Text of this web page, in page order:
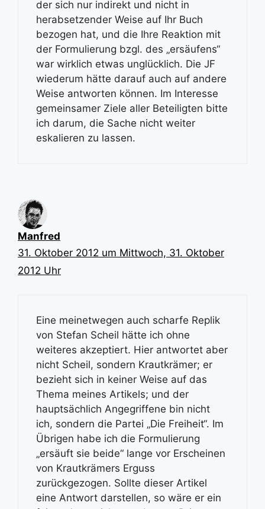
der sich nur indirekt und nicht in
herabsetzender Weise auf Ihr Buch
bezogen hat, und die Ihre Reaktion mit
der Formulierung bzgl. des „ersäufens“
war wirklich etwas unglücklich. Die JF
wiederum hätte darauf auch auf andere
Weise antworten können. Im Interesse
gemeinsamer Ziele aller Beteiligten bitte
ich darum, die Sache nicht weiter
eskalieren zu lassen.
Manfred
31. Oktober 2012 um Mittwoch, 31. Oktober
2012 Uhr
Eine meinetwegen auch scharfe Replik
von Stefan Scheil hätte ich ohne
weiteres akzeptiert. Hier antwortet aber
nicht Scheil, sondern Krautkrämer; er
bezieht sich in keiner Weise auf das
Thema meines Artikels; und der
hauptsächlich Angegriffene bin nicht
ich, sondern die Partei „Die Freiheit“. Im
Übrigen habe ich die Formulierung
„ersäuft sie beide“ lange vor Erscheinen
von Krautkrämers Erguss
zurückgezogen. Sollte dieser Artikel
eine Antwort darstellen, so wäre er ein